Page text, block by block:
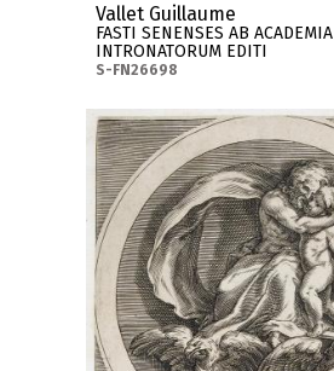
Vallet Guillaume
FASTI SENENSES AB ACADEMIA
INTRONATORUM EDITI
S-FN26698